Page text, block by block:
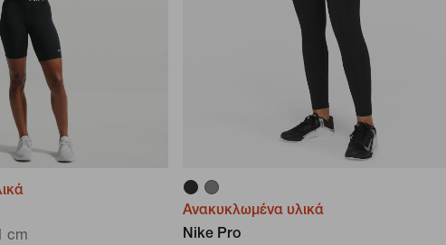
cm
Ανακυκλωμένα υλικά
Nike Pro